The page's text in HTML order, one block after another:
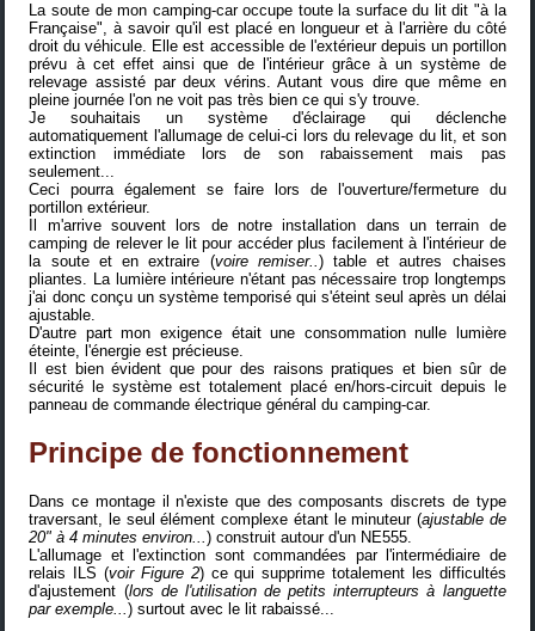
La soute de mon camping-car occupe toute la surface du lit dit "à la
Française", à savoir qu'il est placé en longueur et à l'arrière du côté
droit du véhicule. Elle est accessible de l'extérieur depuis un portillon
prévu à cet effet ainsi que de l'intérieur grâce à un système de
relevage assisté par deux vérins. Autant vous dire que même en
pleine journée l'on ne voit pas très bien ce qui s'y trouve.
Je souhaitais un système d'éclairage qui déclenche
automatiquement l'allumage de celui-ci lors du relevage du lit, et son
extinction immédiate lors de son rabaissement mais pas
seulement...
Ceci pourra également se faire lors de l'ouverture/fermeture du
portillon extérieur.
Il m'arrive souvent lors de notre installation dans un terrain de
camping de relever le lit pour accéder plus facilement à l'intérieur de
la soute et en extraire (voire remiser..) table et autres chaises
pliantes. La lumière intérieure n'étant pas nécessaire trop longtemps
j'ai donc conçu un système temporisé qui s'éteint seul après un délai
ajustable.
D'autre part mon exigence était une consommation nulle lumière
éteinte, l'énergie est précieuse.
Il est bien évident que pour des raisons pratiques et bien sûr de
sécurité le système est totalement placé en/hors-circuit depuis le
panneau de commande électrique général du camping-car.
Principe de fonctionnement
Dans ce montage il n'existe que des composants discrets de type
traversant, le seul élément complexe étant le minuteur (ajustable de
20" à 4 minutes environ...) construit autour d'un NE555.
L'allumage et l'extinction sont commandées par l'intermédiaire de
relais ILS (voir Figure 2) ce qui supprime totalement les difficultés
d'ajustement (lors de l'utilisation de petits interrupteurs à languette
par exemple...) surtout avec le lit rabaissé...